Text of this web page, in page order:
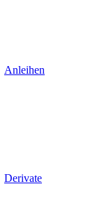
Anleihen
Derivate